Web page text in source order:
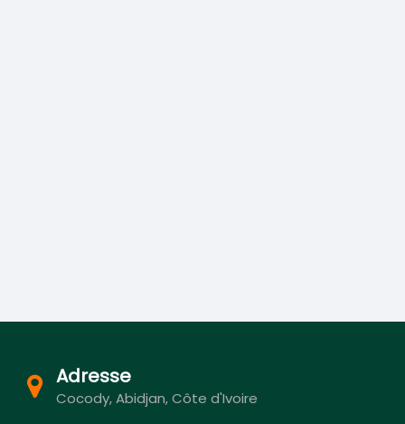
Adresse
Cocody, Abidjan, Côte d'Ivoire